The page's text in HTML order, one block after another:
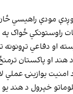
مودې راهيسي
راوستونکي ځواک
او دفاعي
او پاکستان ترمنځ
یوازینۍ عملي
خپرول د هند یو